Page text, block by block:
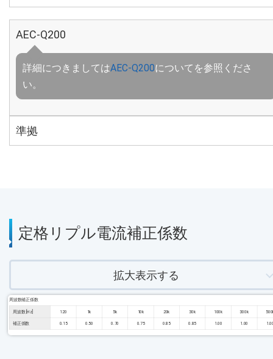
AEC-Q200
詳細につきましてはAEC-Q200についてを参照くださ
い。
準拠
定格リプル電流補正係数
拡大表示する
周波数補正係数
周波数 [Hz] 120 1k 5k 10k 20k 30k 100k 300k
補正係数 0.15 0.50 0.70 0.75 0.85 0.85 1.00 1.00